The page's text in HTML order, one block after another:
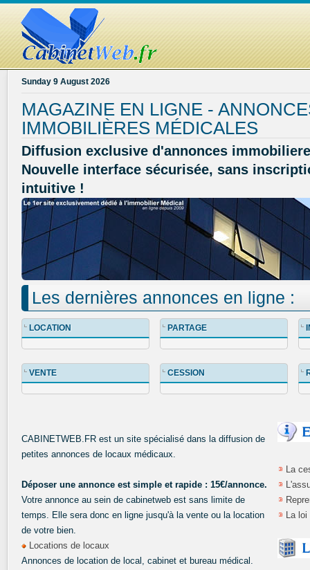
Sunday 9 August 2026
MAGAZINE EN LIGNE -
IMMOBILIÈRES MÉDICALES
Diffusion exclusive d'annonces
Nouvelle interface sécurisée, sans
intuitive !
Les dernières annonces en ligne :
LOCATION
VENTE
PARTAGE
CESSION
CABINETWEB.FR est un site spécialisé dans la diffusion de
petites annonces de locaux médicaux.
Déposer une annonce est simple et rapide : 15€/annonce.
Votre annonce au sein de cabinetweb est sans limite de
temps. Elle sera donc en ligne jusqu'à la vente ou la location
de votre bien.
Locations de locaux
Annonces de location de local, cabinet et bureau médical.
La
La